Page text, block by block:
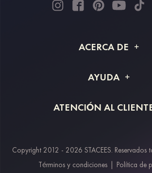
ACERCA DE
Información de envío
AYUDA
Devoluciones y reembolsos
ATENCIÓN AL
Métodos de pago
Klarna
Copyright 2012 - 2026 STACEES. Reservados
Términos y condiciones | Política de